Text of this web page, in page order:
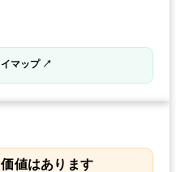
マップ ↗
値はあります